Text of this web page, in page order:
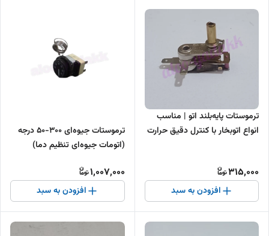
ترموستات پایه‌بلند اتو | مناسب
انواع اتوبخار با کنترل دقیق حرارت
315,000
افزودن به سبد
ترموستات جیوه‌ای 300-50 درجه
(اتومات جیوه‌ای تنظیم دما)
1,007,000
افزودن به سبد